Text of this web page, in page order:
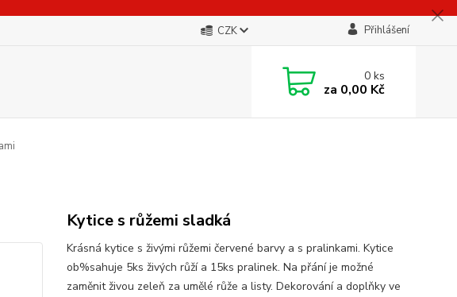
CZK Přihlášení
0ks
za 0,00 Kč
Kytice s růžemi sladká
Krásná kytice s živými růžemi červené barvy a s pralinkami. Kytice
ob%sahuje 5ks živých růží a 15ks pralinek. Na přání je možné
zaměnit živou zeleň za umělé růže a listy. Dekorování a doplňky ve